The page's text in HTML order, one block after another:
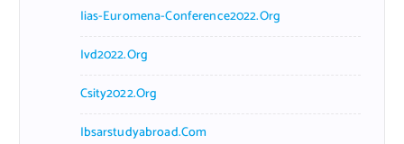
Iias-Euromena-Conference2022.org
Ivd2022.org
Csity2022.org
Ibsarstudyabroad.com